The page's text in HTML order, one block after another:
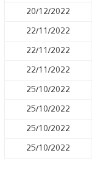
20/12/2022
22/11/2022
22/11/2022
22/11/2022
25/10/2022
25/10/2022
25/10/2022
25/10/2022